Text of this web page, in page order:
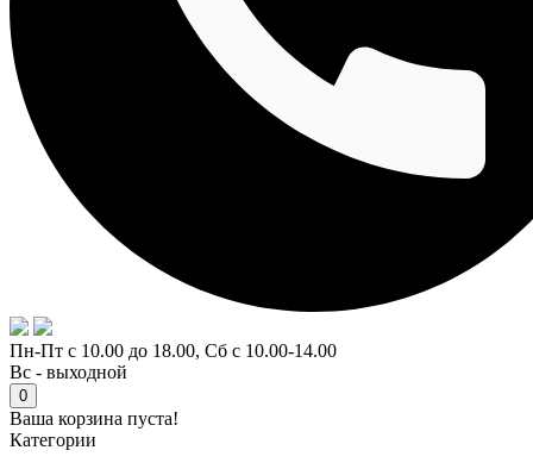
Пн-Пт с 10.00 до 18.00, Сб с 10.00-14.00
Вс - выходной
0
Ваша корзина пуста!
Категории